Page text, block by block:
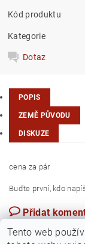
Kód produktu
Kategorie
Dotaz
POPIS
ZEMĚ PŮVODU
DISKUZE
cena za pár
Buďte první, kdo
Přidat
Tento web